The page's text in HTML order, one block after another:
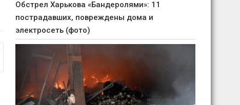
Обстрел Харькова «Бандеролями»: 11
пострадавших, повреждены дома и
электросеть (фото)